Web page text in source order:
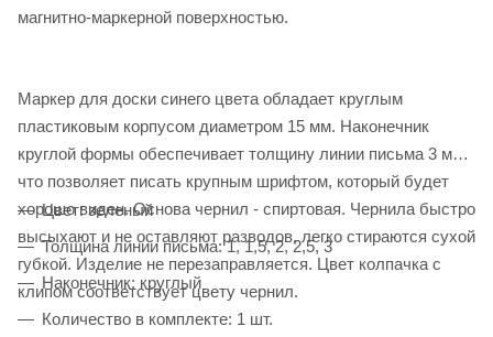
магнитно-маркерной поверхностью.
Маркер для доски синего цвета обладает круглым
пластиковым корпусом диаметром 15 мм. Наконечник
круглой формы обеспечивает толщину линии письма 3 мм,
что позволяет писать крупным шрифтом, который будет
хорошо виден. Основа чернил - спиртовая. Чернила быстро
высыхают и не оставляют разводов, легко стираются сухой
губкой. Изделие не перезаправляется. Цвет колпачка с
клипом соответствует цвету чернил.
Цвет: зеленый
Толщина линии письма: 1, 1,5, 2, 2,5, 3
Наконечник: круглый
Количество в комплекте: 1 шт.